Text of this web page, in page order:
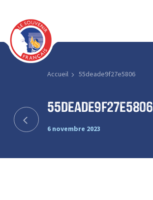
Accueil 55deade9f27e5806
55deade9f27e5806
6 novembre 2023